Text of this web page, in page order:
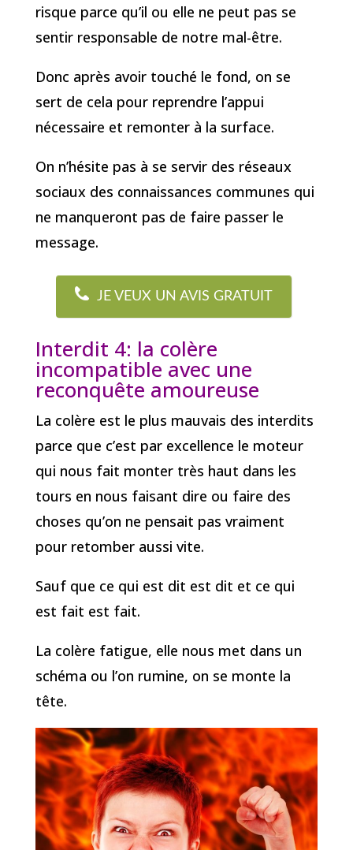
risque parce qu’il ou elle ne peut pas se
sentir responsable de notre mal-être.
Donc après avoir touché le fond, on se
sert de cela pour reprendre l’appui
nécessaire et remonter à la surface.
On n’hésite pas à se servir des réseaux
sociaux des connaissances communes qui
ne manqueront pas de faire passer le
message.
JE VEUX UN AVIS GRATUIT
Interdit 4: la colère
incompatible avec une
reconquête amoureuse
La colère est le plus mauvais des interdits
parce que c’est par excellence le moteur
qui nous fait monter très haut dans les
tours en nous faisant dire ou faire des
choses qu’on ne pensait pas vraiment
pour retomber aussi vite.
Sauf que ce qui est dit est dit et ce qui
est fait est fait.
La colère fatigue, elle nous met dans un
schéma ou l’on rumine, on se monte la
tête.